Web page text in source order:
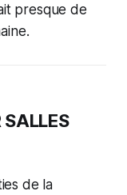
presque de
SALLES
de la